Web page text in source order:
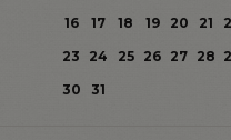
16
17 18 19 20 21
23
24 25 26 27 28
30
31